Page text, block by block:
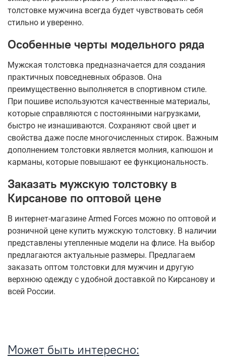
толстовке мужчина всегда будет чувствовать себя
стильно и уверенно.
Особенные черты модельного ряда
Мужская толстовка предназначается для создания
практичных повседневных образов. Она
преимущественно выполняется в спортивном стиле.
При пошиве используются качественные материалы,
которые справляются с постоянными нагрузками,
быстро не изнашиваются. Сохраняют свой цвет и
свойства даже после многочисленных стирок. Важным
дополнением толстовки является молния, капюшон и
карманы, которые повышают ее функциональность.
Заказать мужскую толстовку в
Кирсанове по оптовой цене
В интернет-магазине Armed Forces можно по оптовой и
розничной цене купить мужскую толстовку. В наличии
представлены утепленные модели на флисе. На выбор
предлагаются актуальные размеры. Предлагаем
заказать оптом толстовки для мужчин и другую
верхнюю одежду с удобной доставкой по Кирсанову и
всей России.
Может быть интересно: